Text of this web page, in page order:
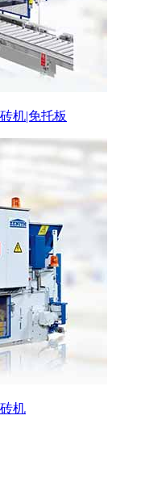
机|免托板
机